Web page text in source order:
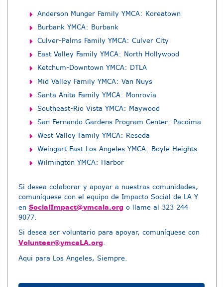
Anderson Munger Family YMCA: Koreatown
Burbank YMCA: Burbank
Culver-Palms Family YMCA: Culver City
East Valley Family YMCA: North Hollywood
Ketchum-Downtown YMCA: DTLA
Mid Valley Family YMCA: Van Nuys
Santa Anita Family YMCA: Monrovia
Southeast-Rio Vista YMCA: Maywood
San Fernando Gardens Program Center: Pacoima
West Valley Family YMCA: Reseda
Weingart East Los Angeles YMCA: Boyle Heights
Wilmington YMCA: Harbor
Si desea colaborar y apoyar a nuestras comunidades,
comuníquese con el equipo de Impacto Social de LA Y
en SocialImpact@ymcala.org o llame al 323 244
9077.
Si desea ser voluntario para apoyar, comuníquese con
Volunteer@ymcaLA.org.
Aqui para Los Angeles, Siempre.